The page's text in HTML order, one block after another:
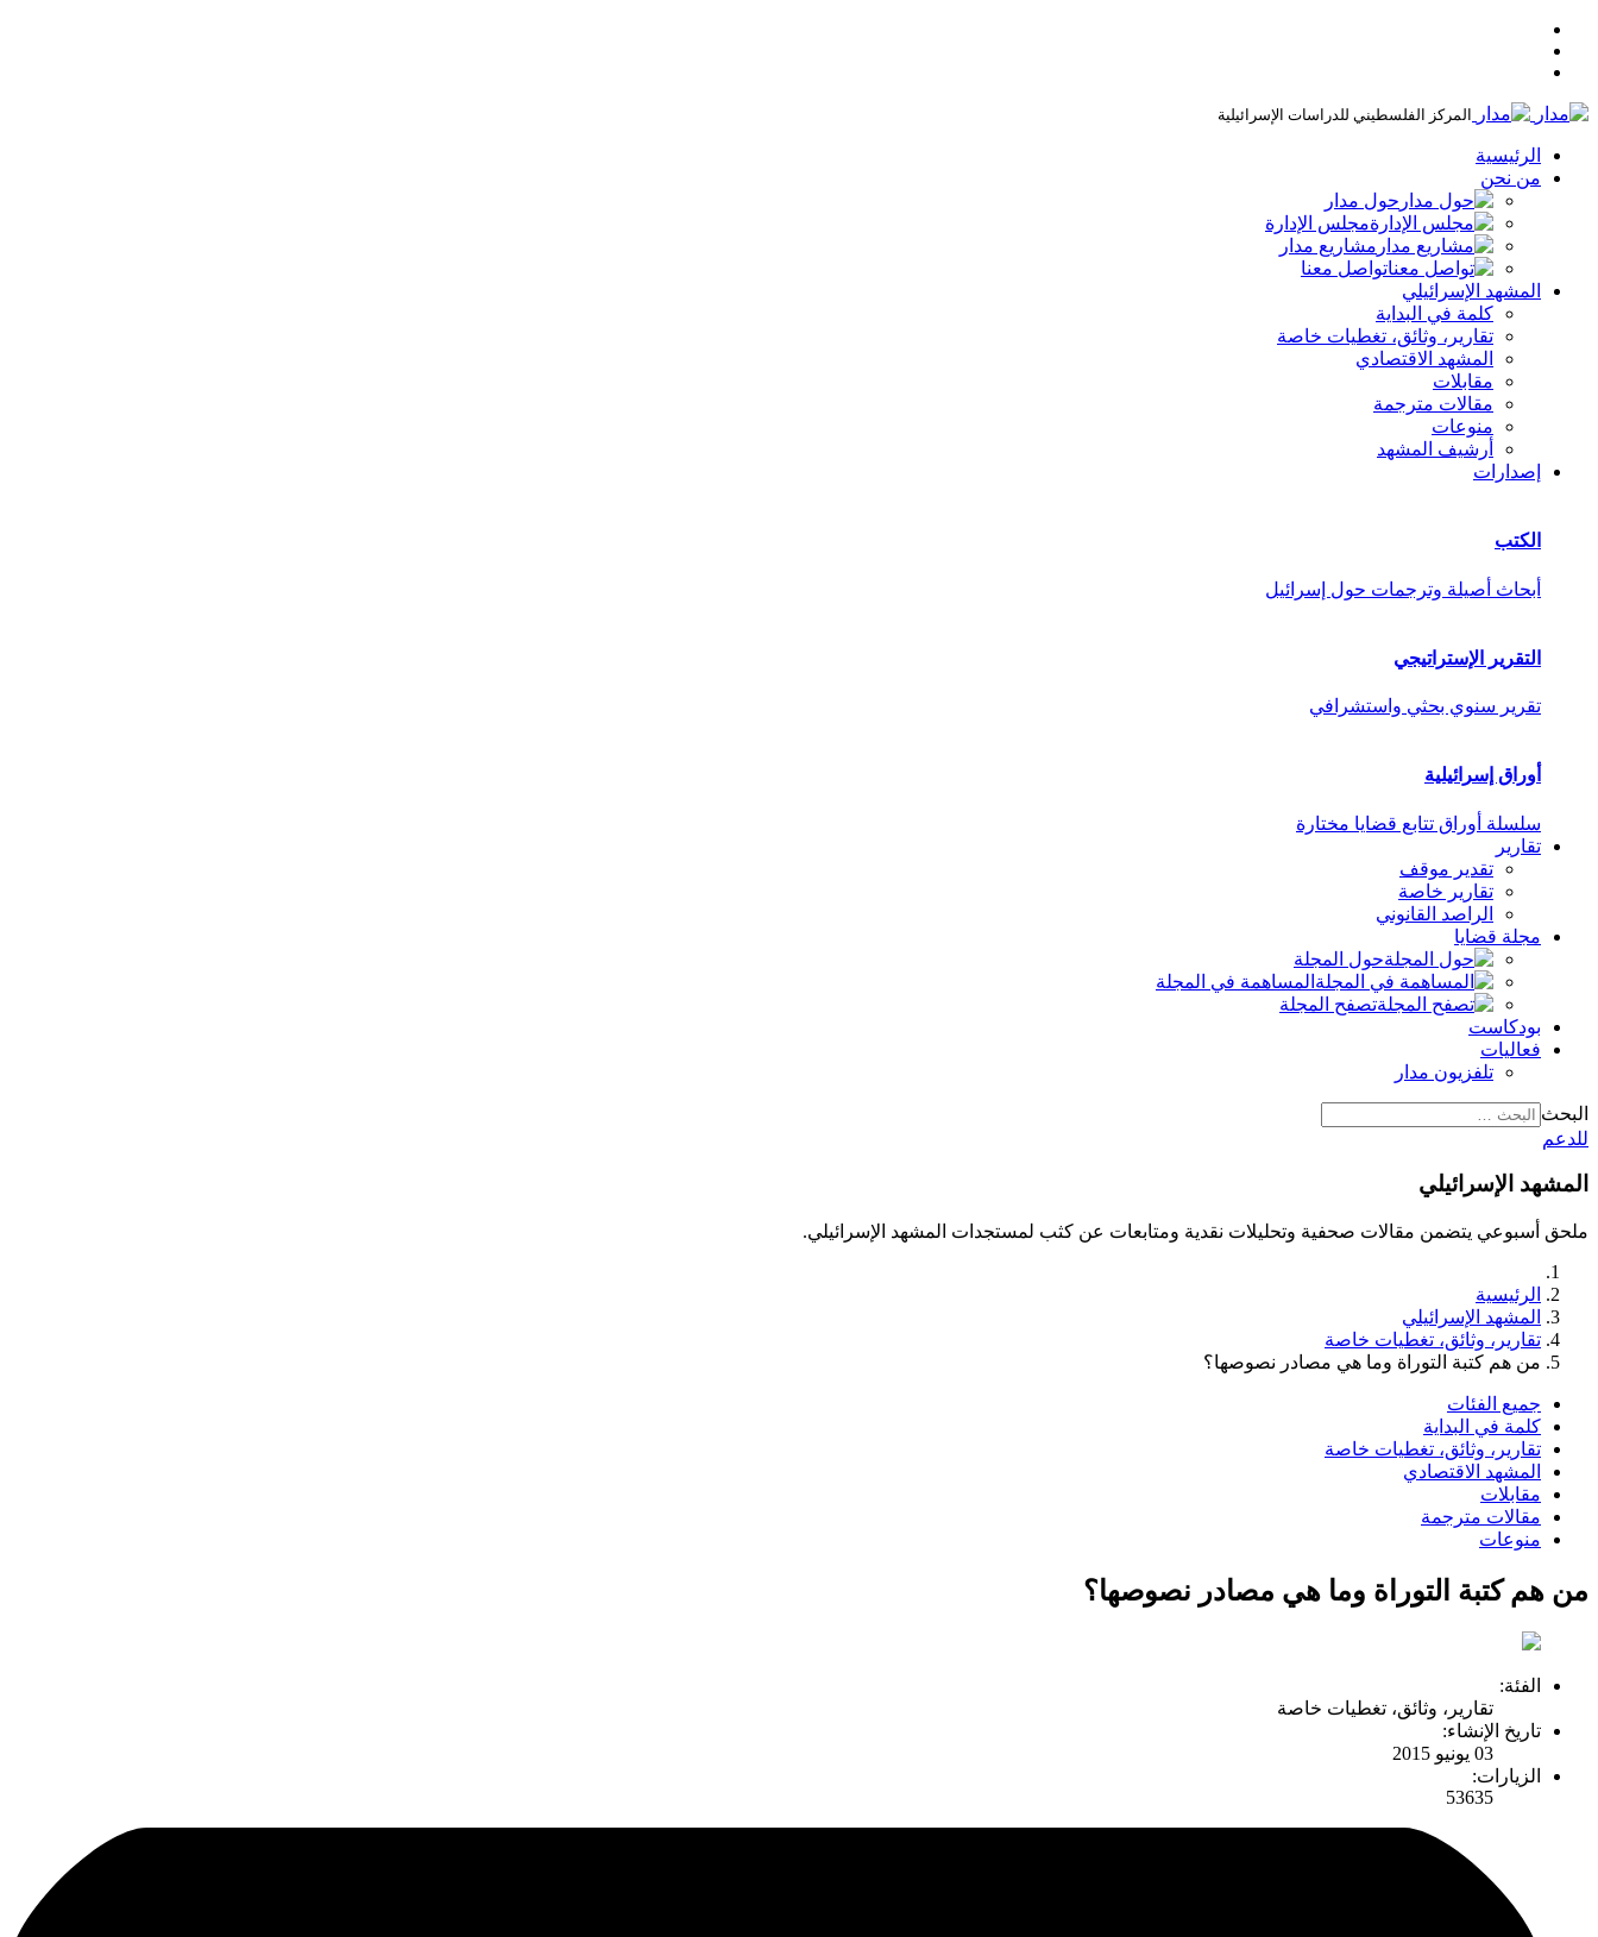
المركز الفلسطيني للدراسات الإسرائيلية
الرئيسية
من نحن
حول مدار
مجلس الإدارة
مشاريع مدار
تواصل معنا
المشهد الإسرائيلي
كلمة في البداية
تقارير، وثائق، تغطيات خاصة
المشهد الاقتصادي
مقابلات
مقالات مترجمة
منوعات
أرشيف المشهد
إصدارات
الكتب
أبحاث أصيلة وترجمات حول إسرائيل
التقرير الإستراتيجي
تقرير سنوي بحثي واستشرافي
أوراق إسرائيلية
سلسلة أوراق تتابع قضايا مختارة
تقارير
تقدير موقف
تقارير خاصة
الراصد القانوني
مجلة قضايا
حول المجلة
المساهمة في المجلة
تصفح المجلة
بودكاست
فعاليات
تلفزيون مدار
البحث
للدعم
المشهد الإسرائيلي
ملحق أسبوعي يتضمن مقالات صحفية وتحليلات نقدية ومتابعات عن كثب لمستجدات المشهد الإسرائيلي.
الرئيسية
المشهد الإسرائيلي
تقارير، وثائق، تغطيات خاصة
من هم كتبة التوراة وما هي مصادر نصوصها؟
جميع الفئات
كلمة في البداية
تقارير، وثائق، تغطيات خاصة
المشهد الاقتصادي
مقابلات
مقالات مترجمة
منوعات
من هم كتبة التوراة وما هي مصادر نصوصها؟
الفئة:
تقارير، وثائق، تغطيات خاصة
تاريخ الإنشاء:
03 يونيو 2015
الزيارات:
53635